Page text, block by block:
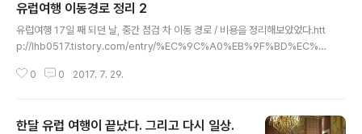
유럽여행 이동경로 정리 2
유럽여행 17일 째 되던 날, 중간 점검 차 이동 경로 / 비용을 정리해보았었다.htt
p://lhb0517.tistory.com/entry/%EC%9C%A0%EB%9F%BD%EC%9
4%EB%8F%99%EA%B2%BD%EB%A1%9C%EC%A0%95%EB%A
8%EB%B9%84%EC%97%94%EB%82%98%EB%B9%88%EC%9
0 0 2017. 7. 29.
한달 유럽 여행이 끝났다. 그리고 다시 일상.